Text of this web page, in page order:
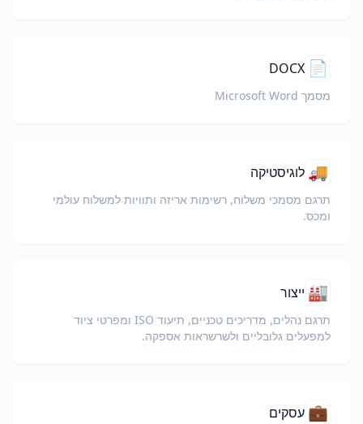
📄
DOCX
מסמך Microsoft Word
🚚 לוגיסטיקה
תרגם מסמכי משלוח, רשימות אריזה ותוויות למשלוח עולמי
ומכס.
🏭 ייצור
תרגם נהלים, מדריכים טכניים, תיעוד ISO ומפרטי ציוד
למפעלים גלובליים ולשרשראות אספקה.
💼 עסקים